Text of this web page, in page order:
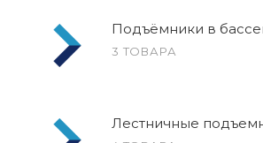
Подъёмники в
3 ТОВАРА
Лестничные